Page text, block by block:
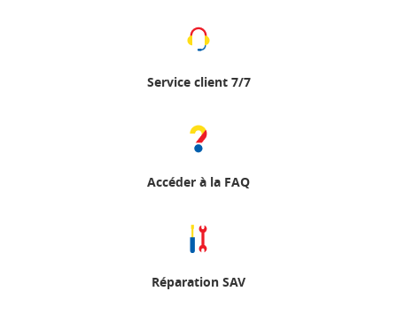
Service client 7/7
Accéder à la FAQ
Réparation SAV